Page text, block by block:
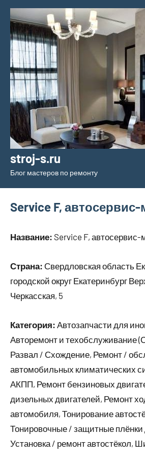
Перейти
содержимому
stroj-s.ru
Блог мастеров по ремонту
Service F, автосервис-
Название: Service F, автосервис-
Страна: Свердловская область
городской округ Екатеринбург
Черкасская, 5
Категория: Автозапчасти для
Авторемонт и техобслуживание
Развал / Схождение, Ремонт /
автомобильных климатических
АКПП, Ремонт бензиновых
дизельных двигателей, Ремонт
автомобиля, Тонирование
Тонировочные / защитные
Установка / ремонт автостёкол,